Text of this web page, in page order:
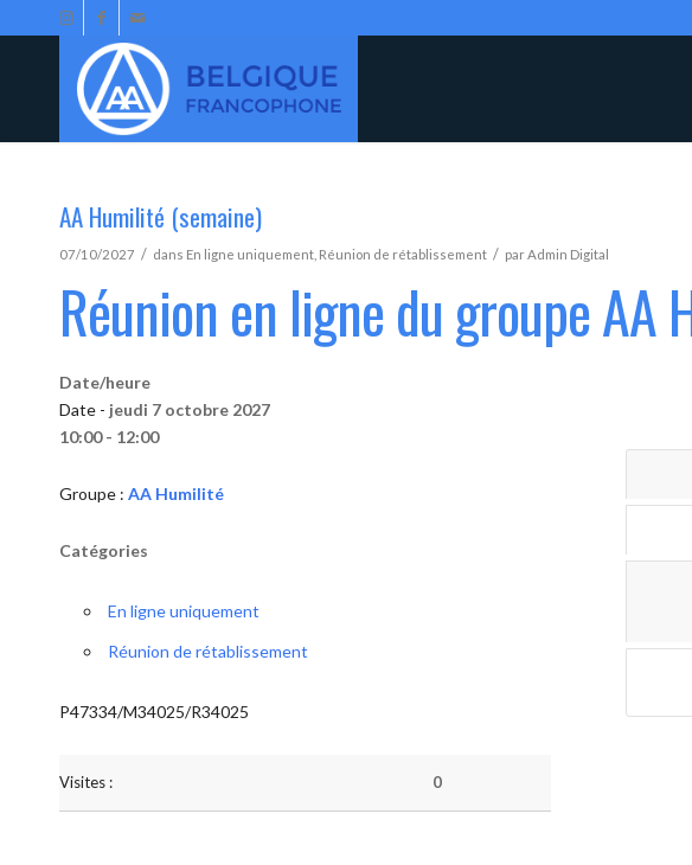
AA Humilité (semaine)
07/10/2027 / dans En ligne uniquement Réunion de rétablissement / parAdmin Digital
Réunion en ligne du groupe AA
Date/heure
Date - jeudi 7 octobre 2027
10:00 - 12:00
Groupe : AA Humilité
Catégories
En ligne uniquement
Réunion de rétablissement
P47334/M34025/R34025
Visites : 0